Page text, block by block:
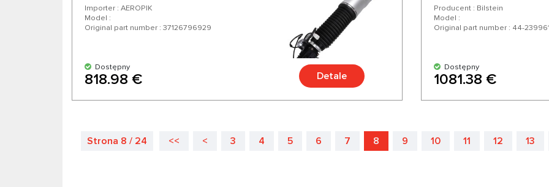
Importer : AEROPIK
Model :
Original part number : 37126796929
Dostępny
818.98 € Detale
Producent : Bilstein
Model :
Original part number : 44-
Dostępny
1081.38 €
Strona 8 / 24 << < 3 4 5 6 7 8 9 10 11 12 13